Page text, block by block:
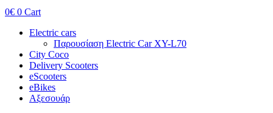
0€ 0 Cart
Electric cars
Παρουσίαση Electric Car XY-L70
City Coco
Delivery Scooters
eScooters
eBikes
Αξεσουάρ